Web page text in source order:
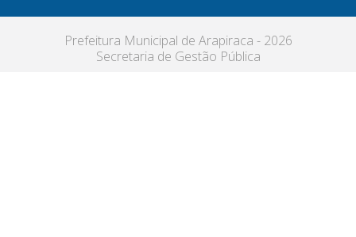
Prefeitura Municipal de Arapiraca - 2026
Secretaria de Gestão Pública